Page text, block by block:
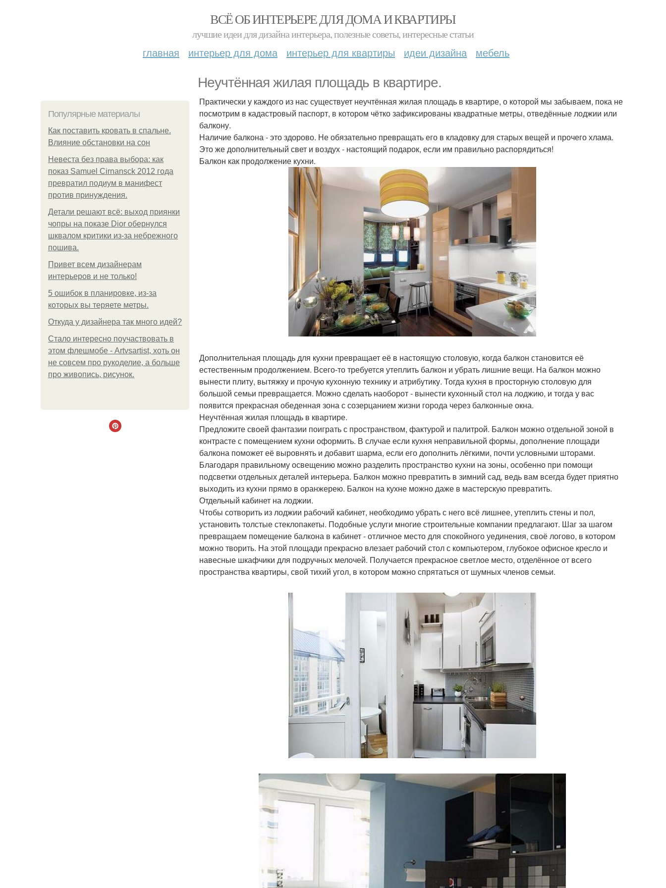
ВСЁ ОБ ИНТЕРЬЕРЕ ДЛЯ ДОМА И КВАРТИРЫ
лучшие идеи для дизайна интерьера, полезные советы, интересные статьи
главная интерьер для дома интерьер для квартиры идеи дизайна мебель
Неучтённая жилая площадь в квартире.
Популярные материалы
Как поставить кровать в спальне.
Влияние обстановки на сон
Невеста без права выбора: как
показ Samuel Cirnansck 2012 года
превратил подиум в манифест
против принуждения.
Детали решают всё: выход приянки
чопры на показе Dior обернулся
шквалом критики из-за небрежного
пошива.
Привет всем дизайнерам
интерьеров и не только!
5 ошибок в планировке, из-за
которых вы теряете метры.
Откуда у дизайнера так много идей?
Стало интересно поучаствовать в
этом флешмобе - Artvsartist, хоть он
не совсем про рукоделие, а больше
про живопись, рисунок.
Практически у каждого из нас существует неучтённая жилая площадь в квартире, о которой мы забываем, пока не
посмотрим в кадастровый паспорт, в котором чётко зафиксированы квадратные метры, отведённые лоджии или
балкону.
Наличие балкона - это здорово. Не обязательно превращать его в кладовку для старых вещей и прочего хлама.
Это же дополнительный свет и воздух - настоящий подарок, если им правильно распорядиться!
Балкон как продолжение кухни.
Дополнительная площадь для кухни превращает её в настоящую столовую, когда балкон становится её
естественным продолжением. Всего-то требуется утеплить балкон и убрать лишние вещи. На балкон можно
вынести плиту, вытяжку и прочую кухонную технику и атрибутику. Тогда кухня в просторную столовую для
большой семьи превращается. Можно сделать наоборот - вынести кухонный стол на лоджию, и тогда у вас
появится прекрасная обеденная зона с созерцанием жизни города через балконные окна.
Неучтённая жилая площадь в квартире.
Предложите своей фантазии поиграть с пространством, фактурой и палитрой. Балкон можно отдельной зоной в
контрасте с помещением кухни оформить. В случае если кухня неправильной формы, дополнение площади
балкона поможет её выровнять и добавит шарма, если его дополнить лёгкими, почти условными шторами.
Благодаря правильному освещению можно разделить пространство кухни на зоны, особенно при помощи
подсветки отдельных деталей интерьера. Балкон можно превратить в зимний сад, ведь вам всегда будет приятно
выходить из кухни прямо в оранжерею. Балкон на кухне можно даже в мастерскую превратить.
Отдельный кабинет на лоджии.
Чтобы сотворить из лоджии рабочий кабинет, необходимо убрать с него всё лишнее, утеплить стены и пол,
установить толстые стеклопакеты. Подобные услуги многие строительные компании предлагают. Шаг за шагом
превращаем помещение балкона в кабинет - отличное место для спокойного уединения, своё логово, в котором
можно творить. На этой площади прекрасно влезает рабочий стол с компьютером, глубокое офисное кресло и
навесные шкафчики для подручных мелочей. Получается прекрасное светлое место, отделённое от всего
пространства квартиры, свой тихий угол, в котором можно спрятаться от шумных членов семьи.